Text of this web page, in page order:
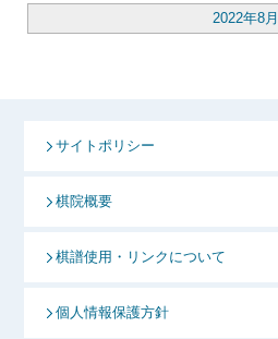
2022年8月
サイトポリシー
棋院概要
棋譜使用・リンクについて
個人情報保護方針